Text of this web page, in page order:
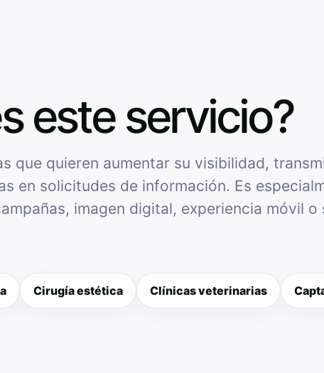
este servicio?
que quieren aumentar su visibilidad,
en solicitudes de información. Es
imagen digital, experiencia móvil o
Cirugía estética Clínicas veterinarias